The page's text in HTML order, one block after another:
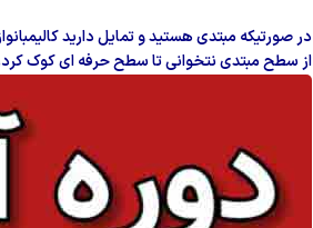
در صورتیکه مبتدی هستید و تمایل دارید
از سطح مبتدی نتخوانی تا سطححرفه ای کوک